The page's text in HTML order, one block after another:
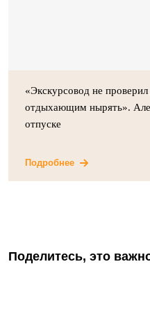
«Экскурсовод не
отдыхающим нырять».
отпуске
Подробнее
Поделитесь, это